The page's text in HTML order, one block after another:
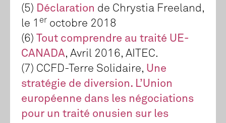
(5) Déclaration de Chrystia Freeland,
le 1 er octobre 2018
(6)
Tout comprendre au traité UE-
CANADA, Avril 2016, AITEC.
(7) CCFD-Terre Solidaire, Une
stratégie de diversion. L’Union
européenne dans les négociations
pour un traité onusien sur les